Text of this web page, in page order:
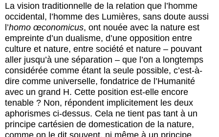
La vision traditionnelle de la relation que l’homme
occidental, l’homme des Lumières, sans doute aussi
l’homo œconomicus, ont nouée avec la nature est
empreinte d’un dualisme, d’une opposition entre
culture et nature, entre société et nature – pouvant
aller jusqu’à une séparation – que l’on a longtemps
considérée comme étant la seule possible, c’est-à-
dire comme universelle, fondatrice de l’Humanité
avec un grand H. Cette position est-elle encore
tenable ? Non, répondent implicitement les deux
aphorismes ci-dessus. Cela ne tient pas tant à un
principe cartésien de domestication de la nature,
comme on le dit souvent, ni même à un principe